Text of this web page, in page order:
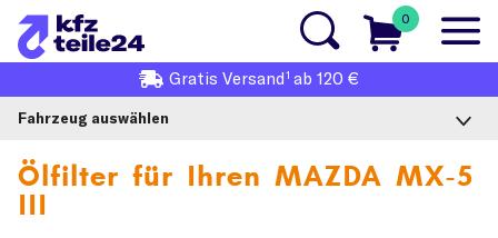
0
Gratis Versand1 ab 120 €
Fahrzeug auswählen
Ölfilter für Ihren MAZDA MX-5
III